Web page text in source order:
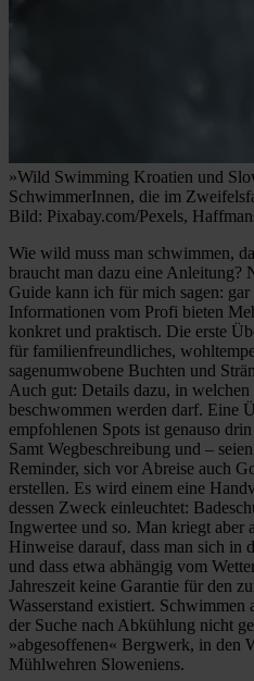
»Wild Swimming Kroatien und
SchwimmerInnen, die im
Bild: Pixabay.com/Pexels,
Wie wild muss man schwimmen,
braucht man dazu eine Anleitung?
Guide kann ich für mich sagen:
Informationen vom Profi bieten
konkret und praktisch. Die erste
für familienfreundliches,
sagenumwobene Buchten und
Auch gut: Details dazu, in
beschwommen werden darf. Eine
empfohlenen Spots ist genauso
Samt Wegbeschreibung und –
Reminder, sich vor Abreise auch
erstellen. Es wird einem eine
dessen Zweck einleuchtet:
Ingwertee und so. Man kriegt aber
Hinweise darauf, dass man sich in
und dass etwa abhängig vom
Jahreszeit keine Garantie für den
Wasserstand existiert. Schwimmen
der Suche nach Abkühlung nicht
»abgesoffenen« Bergwerk, in den
Mühlwehren Sloweniens.